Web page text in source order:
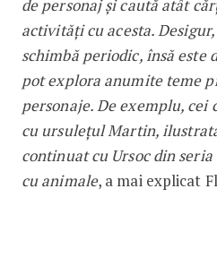
de personaj și caută atât
activități cu acesta.
schimbă periodic, însă
pot explora anumite teme
personaje. De exemplu, cei
cu ursulețul Martin,
continuat cu Ursoc din
cu animale, a mai explicat